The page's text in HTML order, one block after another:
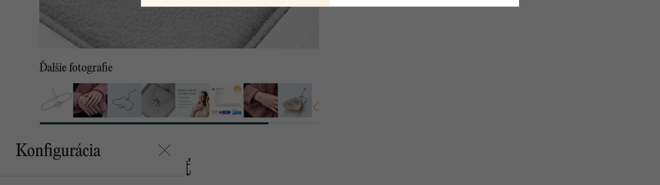
Ďalšie fotografie
Konfigurácia
Mohlo by sa vám páčiť